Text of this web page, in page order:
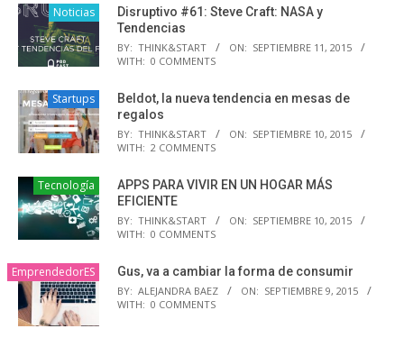
Noticias
Disruptivo #61: Steve Craft: NASA y
Tendencias
BY: THINK&START ON: SEPTIEMBRE 11, 2015
WITH: 0 COMMENTS
Startups
Beldot, la nueva tendencia en mesas de
regalos
BY: THINK&START ON: SEPTIEMBRE 10, 2015
WITH: 2 COMMENTS
Tecnología
APPS PARA VIVIR EN UN HOGAR MÁS
EFICIENTE
BY: THINK&START ON: SEPTIEMBRE 10, 2015
WITH: 0 COMMENTS
EmprendedorES Gus, va a cambiar la forma de consumir
BY: ALEJANDRA BAEZ ON: SEPTIEMBRE 9, 2015
WITH: 0 COMMENTS